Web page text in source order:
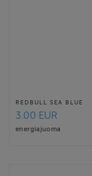
REDBULL SEA BLUE
3.00 EUR
energiajuoma